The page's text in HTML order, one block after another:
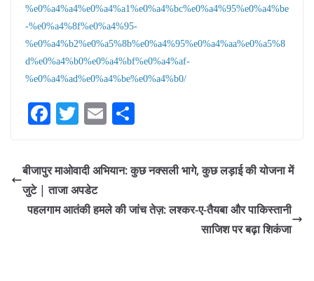
%e0%a4%a4%e0%a4%a1%e0%a4%bc%e0%a4%95%e0%a4%be
-%e0%a4%8f%e0%a4%95-
%e0%a4%b2%e0%a5%8b%e0%a4%95%e0%a4%aa%e0%a5%8
d%e0%a4%b0%e0%a4%bf%e0%a4%af-
%e0%a4%ad%e0%a4%be%e0%a4%b0/
Fa
bo
ok
T
tte
r
E
बीजापुर माओवादी अभियान: कुछ नक्सली भागे, कुछ लड़ाई की योजना में
जुटे | ताजा अपडेट
पहलगाम आतंकी हमले की जांच तेज़: लश्कर-ए-तैयबा और पाकिस्तानी
साजिश पर बढ़ा शिकंजा